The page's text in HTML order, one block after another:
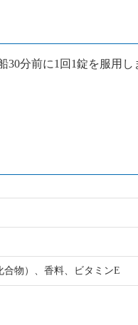
分前に1回1錠を服用
物）、香料、ビタミンE